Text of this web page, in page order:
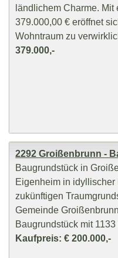
ländlichem Charme. Mit
379.000,00 € eröffnet
Wohntraum zu
379.000,-
2292 Groißenbrunn -
Baugrundstück in
Eigenheim in
zukünftigen
Gemeinde
Baugrundstück mit
Kaufpreis: € 200.000,-